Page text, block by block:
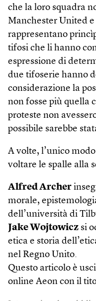
che la loro squadra
Manchester United
rappresentano
tifosi che li hanno
espressione di
due tifoserie hanno
considerazione la
non fosse più quella
proteste non
possibile sarebbe
A volte, l’unico
voltare le spalle alla
Alfred Archer
morale,
dell’università di
Jake Wojtowicz si
etica e storia
nel Regno Unito.
Questo articolo è
online Aeon con il